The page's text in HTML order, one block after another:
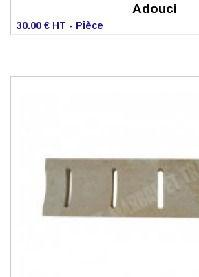
Adouci
30.00 € HT - Pièce